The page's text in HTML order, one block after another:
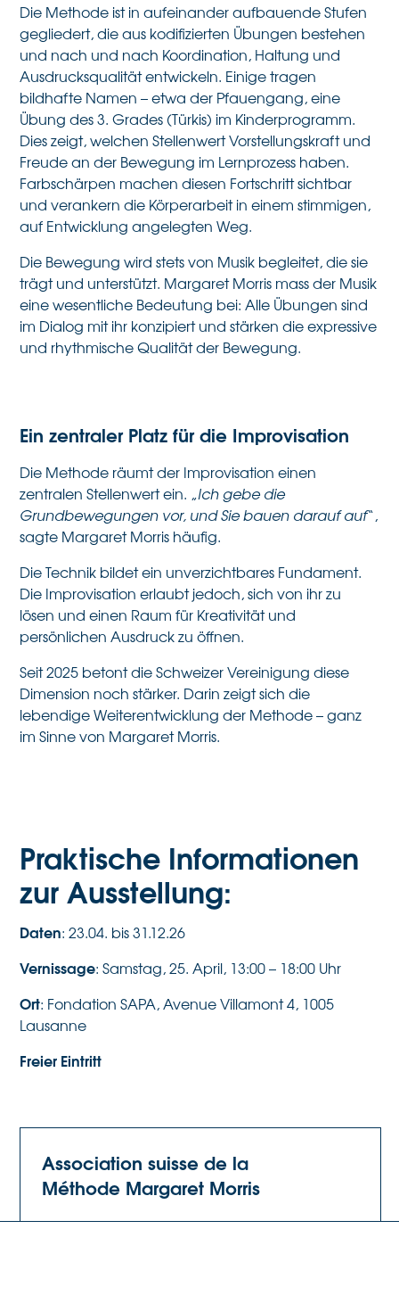
Die Methode ist in aufeinander aufbauende Stufen
gegliedert, die aus kodifizierten Übungen bestehen
und nach und nach Koordination, Haltung und
Ausdrucksqualität entwickeln. Einige tragen
bildhafte Namen – etwa der Pfauengang, eine
Übung des 3. Grades (Türkis) im Kinderprogramm.
Dies zeigt, welchen Stellenwert Vorstellungskraft und
Freude an der Bewegung im Lernprozess haben.
Farbschärpen machen diesen Fortschritt sichtbar
und verankern die Körperarbeit in einem stimmigen,
auf Entwicklung angelegten Weg.
Die Bewegung wird stets von Musik begleitet, die sie
trägt und unterstützt. Margaret Morris mass der Musik
eine wesentliche Bedeutung bei: Alle Übungen sind
im Dialog mit ihr konzipiert und stärken die expressive
und rhythmische Qualität der Bewegung.
Ein zentraler Platz für die Improvisation
Die Methode räumt der Improvisation einen
zentralen Stellenwert ein. „Ich gebe die
Grundbewegungen vor, und Sie bauen darauf auf“,
sagte Margaret Morris häufig.
Die Technik bildet ein unverzichtbares Fundament.
Die Improvisation erlaubt jedoch, sich von ihr zu
lösen und einen Raum für Kreativität und
persönlichen Ausdruck zu öffnen.
Seit 2025 betont die Schweizer Vereinigung diese
Dimension noch stärker. Darin zeigt sich die
lebendige Weiterentwicklung der Methode – ganz
im Sinne von Margaret Morris.
Praktische Informationen
zur Ausstellung:
Daten: 23.04. bis 31.12.26
Vernissage: Samstag, 25. April, 13:00 – 18:00 Uhr
Ort: Fondation SAPA, Avenue Villamont 4, 1005
Lausanne
Freier Eintritt
Association suisse de la
Méthode Margaret Morris